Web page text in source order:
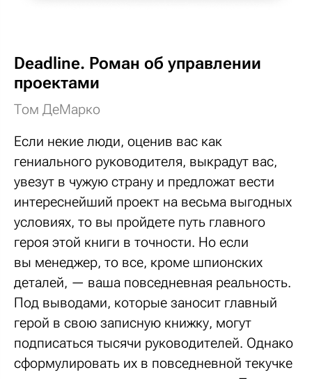
Deadline. Роман об управлении
проектами
Том ДеМарко
Если некие люди, оценив вас как
гениального руководителя, выкрадут вас,
увезут в чужую страну и предложат вести
интереснейший проект на весьма выгодных
условиях, то вы пройдете путь главного
героя этой книги в точности. Но если
вы менеджер, то все, кроме шпионских
деталей, — ваша повседневная реальность.
Под выводами, которые заносит главный
герой в свою записную книжку, могут
подписаться тысячи руководителей. Однако
сформулировать их в повседневной текучке